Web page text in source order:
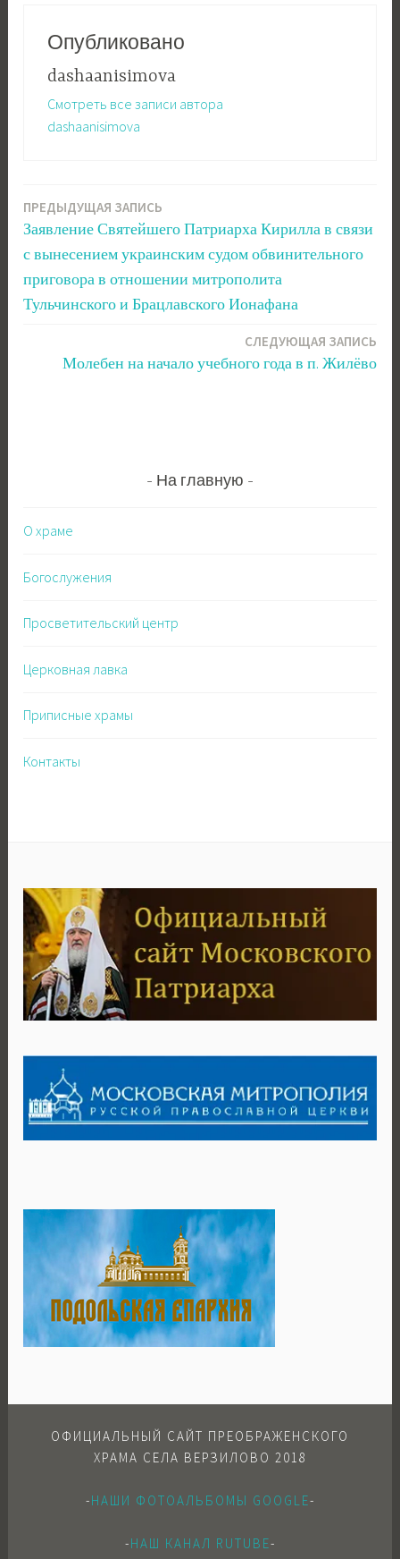
Опубликовано
dashaanisimova
Смотреть все записи автора
dashaanisimova
Навигация
записям
ПРЕДЫДУЩАЯ ЗАПИСЬ
Заявление Святейшего Патриарха Кирилла в связи
с вынесением украинским судом обвинительного
приговора в отношении митрополита
Тульчинского и Брацлавского Ионафана
СЛЕДУЮЩАЯ ЗАПИСЬ
Молебен на начало учебного года в п. Жилёво
На главную
О храме
Богослужения
Просветительский центр
Церковная лавка
Приписные храмы
Контакты
ОФИЦИАЛЬНЫЙ САЙТ ПРЕОБРАЖЕНСКОГО
ХРАМА СЕЛА ВЕРЗИЛОВО 2018
-НАШИ ФОТОАЛЬБОМЫ GOOGLE-
-НАШ КАНАЛ RUTUBE-